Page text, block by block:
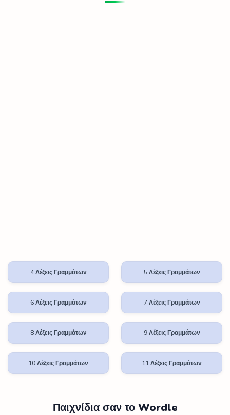
4 Λέξεις Γραμμάτων 5 Λέξεις Γραμμάτων
6 Λέξεις Γραμμάτων 7 Λέξεις Γραμμάτων
8 Λέξεις Γραμμάτων 9 Λέξεις Γραμμάτων
10 Λέξεις Γραμμάτων 11 Λέξεις Γραμμάτων
Παιχνίδια σαν το Wordle